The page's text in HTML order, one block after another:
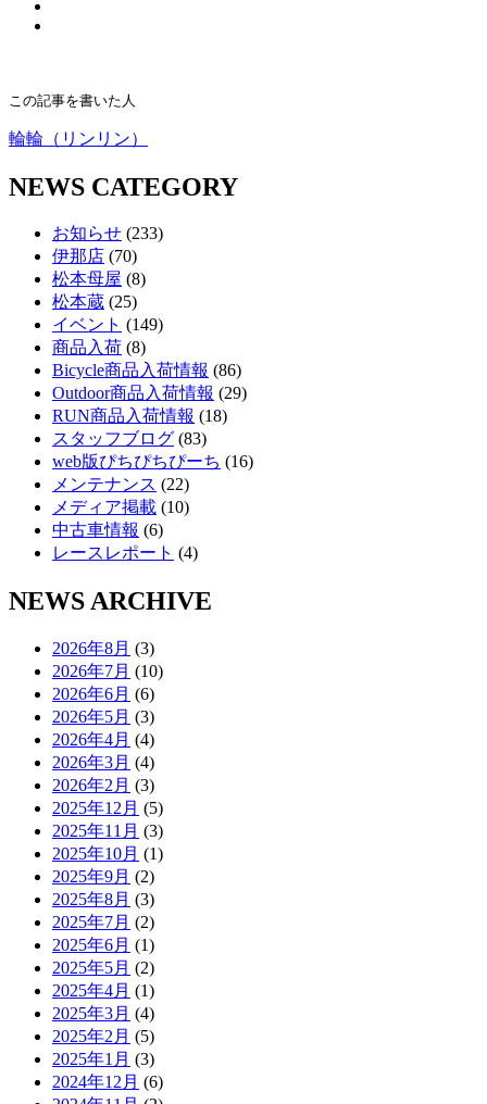
この記事を書いた人
輪輪（リンリン）
NEWS CATEGORY
お知らせ (233)
伊那店 (70)
松本母屋 (8)
松本蔵 (25)
イベント (149)
商品入荷 (8)
Bicycle商品入荷情報 (86)
Outdoor商品入荷情報 (29)
RUN商品入荷情報 (18)
スタッフブログ (83)
web版ぴちぴちぴーち (16)
メンテナンス (22)
メディア掲載 (10)
中古車情報 (6)
レースレポート (4)
NEWS ARCHIVE
2026年8月 (3)
2026年7月 (10)
2026年6月 (6)
2026年5月 (3)
2026年4月 (4)
2026年3月 (4)
2026年2月 (3)
2025年12月 (5)
2025年11月 (3)
2025年10月 (1)
2025年9月 (2)
2025年8月 (3)
2025年7月 (2)
2025年6月 (1)
2025年5月 (2)
2025年4月 (1)
2025年3月 (4)
2025年2月 (5)
2025年1月 (3)
2024年12月 (6)